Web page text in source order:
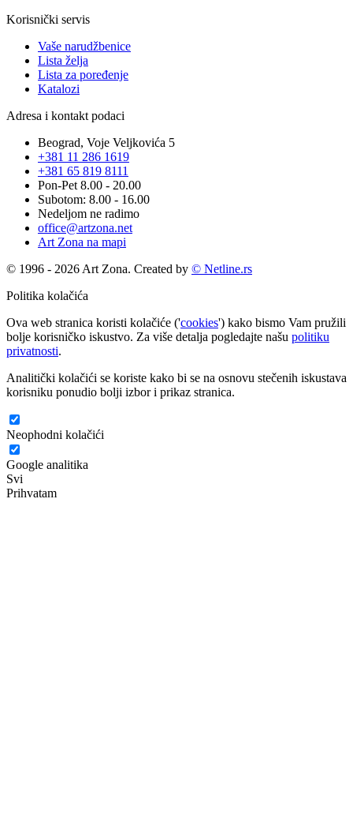
Korisnički servis
Vaše narudžbenice
Lista želja
Lista za poređenje
Katalozi
Adresa i kontakt podaci
Beograd, Voje Veljkovića 5
+381 11 286 1619
+381 65 819 8111
Pon-Pet 8.00 - 20.00
Subotom: 8.00 - 16.00
Nedeljom ne radimo
office@artzona.net
Art Zona na mapi
© 1996 - 2026 Art Zona. Created by © Netline.rs
Politika kolačića
Ova web stranica koristi kolačiće ('cookies') kako bismo Vam pružili
bolje korisničko iskustvo. Za više detalja pogledajte našu politiku
privatnosti.
Analitički kolačići se koriste kako bi se na osnovu stečenih iskustava
korisniku ponudio bolji izbor i prikaz stranica.
Neophodni kolačići
Google analitika
Svi
Prihvatam